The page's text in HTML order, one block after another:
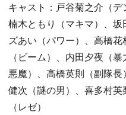
キャスト：戸谷菊之介（デ
楠木ともり（マキマ）、
ズあい（パワー）、高橋
（ビーム）、内田夕夜（
悪魔）、高橋英則（副隊
健次（謎の男）、喜多村
（レゼ）